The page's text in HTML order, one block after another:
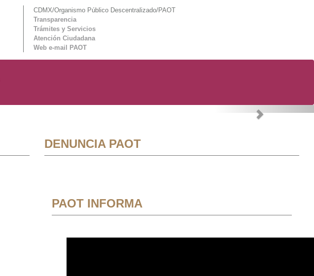
CDMX/Organismo Público Descentralizado/PAOT
Transparencia
Trámites y Servicios
Atención Ciudadana
Web e-mail PAOT
Next
DENUNCIA PAOT
PAOT INFORMA